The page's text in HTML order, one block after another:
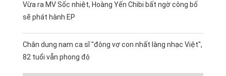
Vừa ra MV Sốc nhiệt, Hoàng Yến Chibi bất ngờ công bố
sẽ phát hành EP
Chân dung nam ca sĩ "đông vợ con nhất làng nhạc Việt",
82 tuổi vẫn phong độ